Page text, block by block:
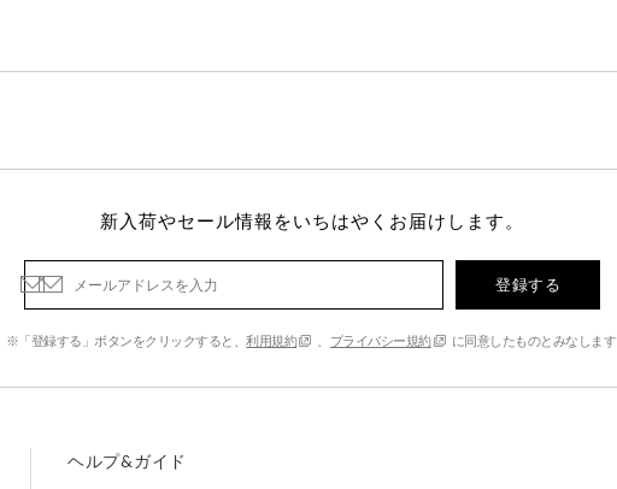
新入荷やセール情報をいちはやくお届けします。
登録する
※「登録する」ボタンをクリックすると、利用規約 プライバシー規約 に同意したものとみなします
ヘルプ&ガイド